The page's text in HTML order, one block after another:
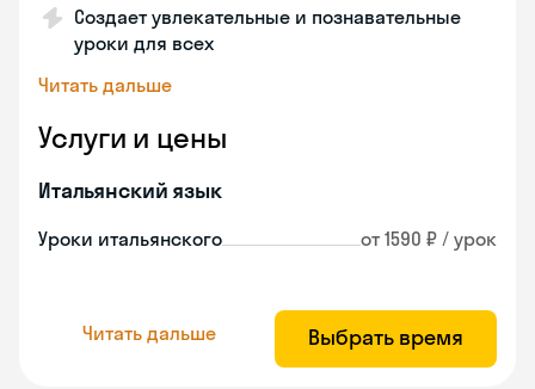
Создает увлекательные и познавательные
уроки для всех
Читать дальше
Услуги и цены
Итальянский язык
Уроки итальянского от 1590 ₽ / урок
Читать дальше Выбрать время